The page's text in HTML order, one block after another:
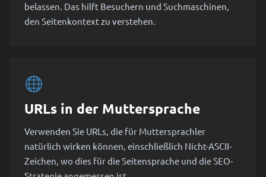
belassen. Das hilft Besuchern und Suchmaschinen,
den Seitenkontext zu verstehen.
URLs in der Muttersprache
Verwenden Sie URLs, die für Muttersprachler
natürlich wirken können, einschließlich Nicht-ASCII-
Zeichen, wo dies für die Seitensprache und die SEO-